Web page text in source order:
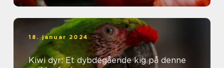
18. januar 2024
Kiwi dyr: Et dybdegående kig på denne